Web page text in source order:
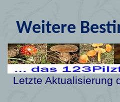
Weitere
Letzte Aktualisierung